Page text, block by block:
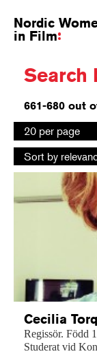
Nordic
in Film
Search
661-680 out
Select
number
results
page
20 per page
Select
sorting
Sort by
Cecilia
Regissör. Född
Studerat vid